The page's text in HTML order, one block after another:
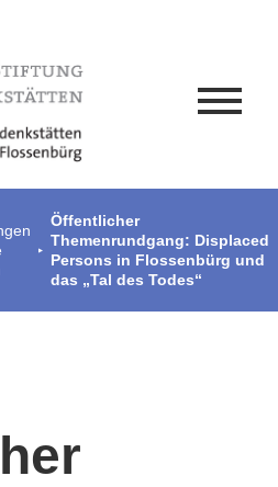
Öffentlicher
Themenrundgang: Displaced
Persons in Flossenbürg und
das „Tal des Todes“